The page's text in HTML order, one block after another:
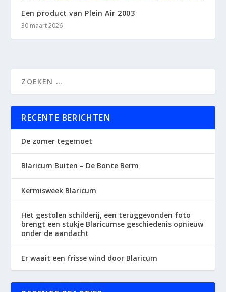
Een product van Plein Air 2003
30 maart 2026
RECENTE BERICHTEN
De zomer tegemoet
Blaricum Buiten – De Bonte Berm
Kermisweek Blaricum
Het gestolen schilderij, een teruggevonden foto
brengt een stukje Blaricumse geschiedenis opnieuw
onder de aandacht
Er waait een frisse wind door Blaricum